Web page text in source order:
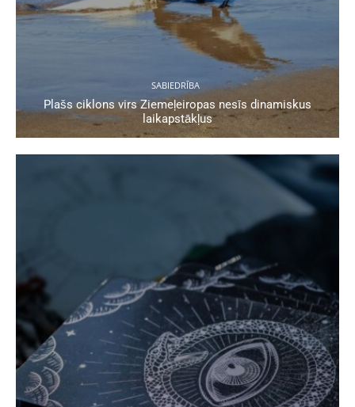
SABIEDRĪBA
Plašs ciklons virs Ziemeļeiropas nesīs dinamiskus
laikapstākļus